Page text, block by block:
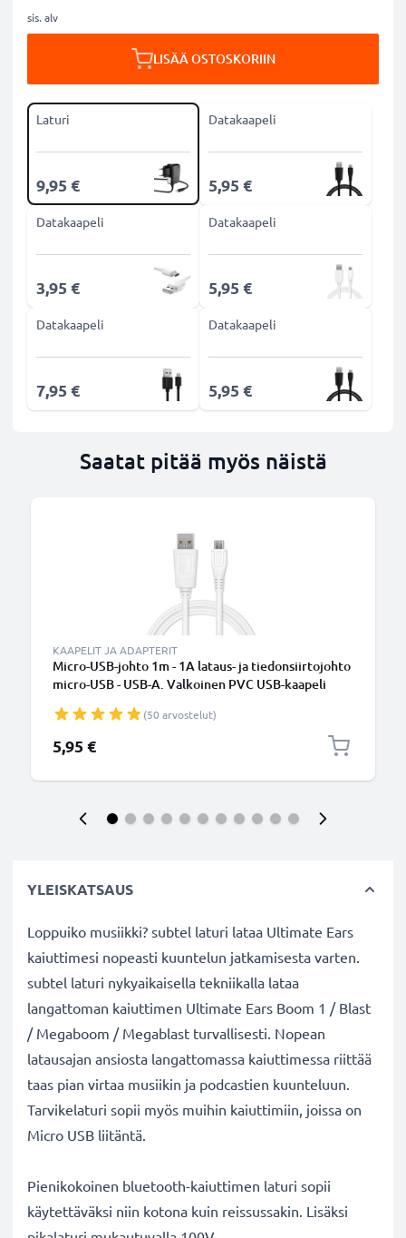
sis. alv
LISÄÄ OSTOSKORIIN
Laturi
9,95 €
Datakaapeli
5,95 €
Datakaapeli
3,95 €
Datakaapeli
5,95 €
Datakaapeli
7,95 €
Datakaapeli
5,95 €
Saatat pitää myös näistä
KAAPELIT JA ADAPTERIT
Micro-USB-johto 1m - 1A lataus- ja tiedonsiirtojohto
micro-USB - USB-A. Valkoinen PVC USB-kaapeli
(50 arvostelut)
5,95 €
YLEISKATSAUS
Loppuiko musiikki? subtel laturi lataa Ultimate Ears
kaiuttimesi nopeasti kuuntelun jatkamisesta varten.
subtel laturi nykyaikaisella tekniikalla lataa
langattoman kaiuttimen Ultimate Ears Boom 1 / Blast
/ Megaboom / Megablast turvallisesti. Nopean
latausajan ansiosta langattomassa kaiuttimessa riittää
taas pian virtaa musiikin ja podcastien kuunteluun.
Tarvikelaturi sopii myös muihin kaiuttimiin, joissa on
Micro USB liitäntä.
Pienikokoinen bluetooth-kaiuttimen laturi sopii
käytettäväksi niin kotona kuin reissussakin. Lisäksi